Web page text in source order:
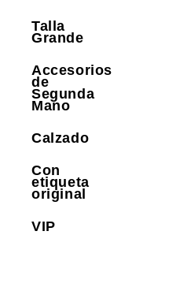
Talla
Grande
Accesorios
de
Segunda
Mano
Calzado
Con
etiqueta
original
VIP